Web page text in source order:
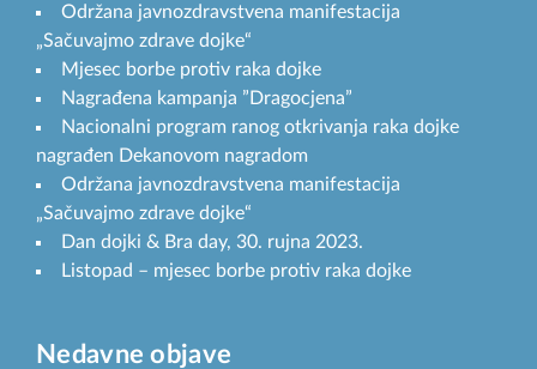
Održana javnozdravstvena manifestacija
„Sačuvajmo zdrave dojke“
Mjesec borbe protiv raka dojke
Nagrađena kampanja ”Dragocjena”
Nacionalni program ranog otkrivanja raka dojke
nagrađen Dekanovom nagradom
Održana javnozdravstvena manifestacija
„Sačuvajmo zdrave dojke“
Dan dojki & Bra day, 30. rujna 2023.
Listopad – mjesec borbe protiv raka dojke
Nedavne objave